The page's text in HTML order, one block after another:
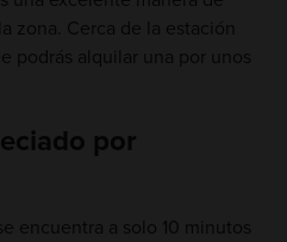
zona. Cerca de la estación
podrás alquilar una por unos
por
encuentra a solo 10 minutos